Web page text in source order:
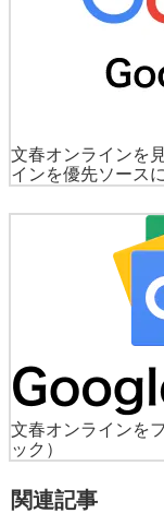
文春オンラインを
インを優先ソース
文春オンラインを
ック）
関連記事